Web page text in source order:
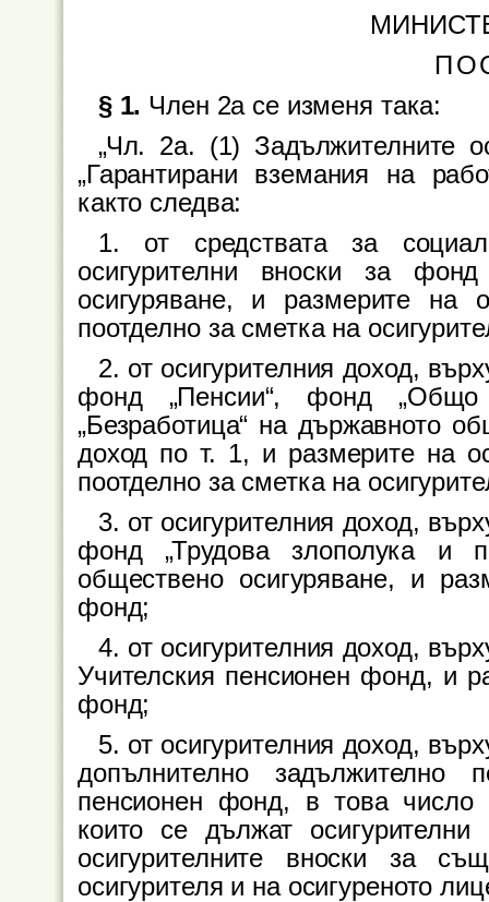
§ 1. Член 2а се изменя така:
„Чл. 2а. (1) Задължителните
„Гарантирани вземания на
както следва:
1. от средствата за
осигурителни вноски за
осигуряване, и размерите на
поотделно за сметка на
2. от осигурителния доход,
фонд „Пенсии“, фонд
„Безработица“ на държавното
доход по т. 1, и размерите на
поотделно за сметка на
3. от осигурителния доход,
фонд „Трудова злополука и
обществено осигуряване, и
фонд;
4. от осигурителния доход,
Учителския пенсионен фонд, и
фонд;
5. от осигурителния доход,
допълнително задължително
пенсионен фонд, в това число
които се дължат
осигурителните вноски за
осигурителя и на осигуреното